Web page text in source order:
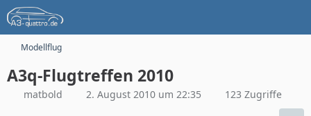
Modellflug
A3q-Flugtreffen 2010
matbold 2. August 2010 um 22:35 123 Zugriffe